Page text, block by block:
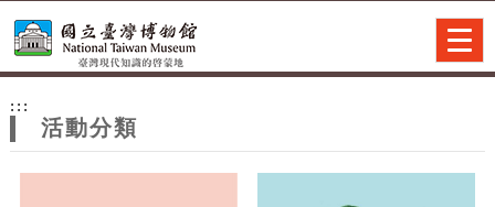
網
站
主
:::
活動分類